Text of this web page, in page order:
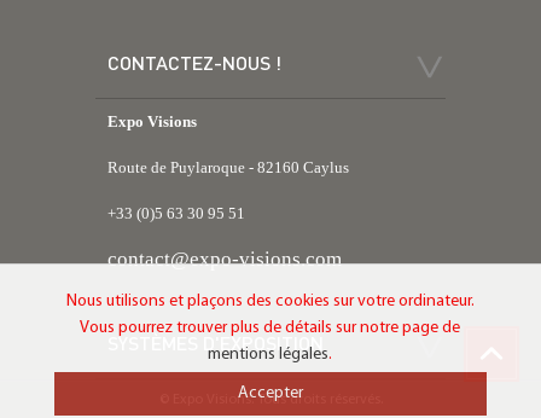
CONTACTEZ-NOUS !
Expo Visions
Route de Puylaroque - 82160 Caylus
+33 (0)5 63 30 95 51
contact@expo-visions.com
SYSTÈMES D'EXPOSITION
© Expo Visions. Tous droits réservés.
Nous utilisons et plaçons des cookies sur votre ordinateur.
Vous pourrez trouver plus de détails sur notre page de
mentions légales.
Accepter